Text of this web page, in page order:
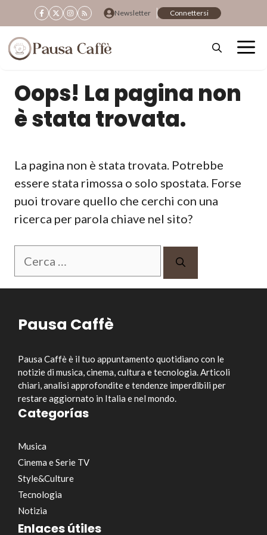
al
contenuto
Newsletter Connettersi
Oops! La pagina non
è stata trovata.
La pagina non è stata trovata. Potrebbe
essere stata rimossa o solo spostata. Forse
puoi trovare quello che cerchi con una
ricerca per parola chiave nel sito?
Ricerca
Pausa Caffè
Pausa Caffè è il tuo appuntamento quotidiano con le
notizie di musica, cinema, cultura e tecnologia. Articoli
chiari, analisi approfondite e tendenze imperdibili per
restare aggiornato in Italia e nel mondo.
Categorías
Musica
Cinema e Serie TV
Style&Culture
Tecnologia
Notizia
Enlaces útiles